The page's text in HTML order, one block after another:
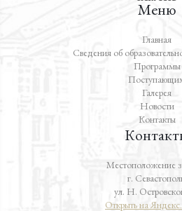
Меню
Главная
Сведения об
Программы
Галерея
Новости
Контакты
Местоположение
г.
ул. Н.
Открыть на